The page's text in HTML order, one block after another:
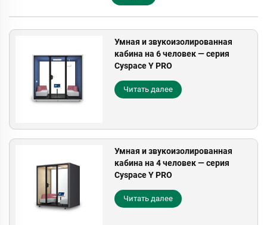
Умная и звукоизолированная
кабина на 6 человек — серия
Cyspace Y PRO
Читать далее
Умная и звукоизолированная
кабина на 4 человек — серия
Cyspace Y PRO
Читать далее